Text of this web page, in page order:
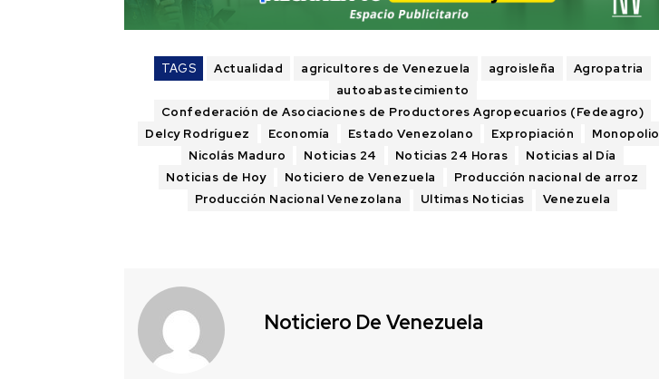
TAGS Actualidad agricultores de Venezuela agroisleña
Agropatria
autoabastecimiento
Confederación de Asociaciones de Productores Agropecuarios (Fedeagro)
Delcy Rodríguez
Economía Estado Venezolano Expropiación
Monopolio
Nicolás Maduro
Noticias 24 Noticias 24 Horas
Noticias al Día
Noticias de Hoy
Noticiero de Venezuela
Producción nacional de arroz
Producción Nacional Venezolana
Ultimas Noticias Venezuela
Noticiero De Venezuela